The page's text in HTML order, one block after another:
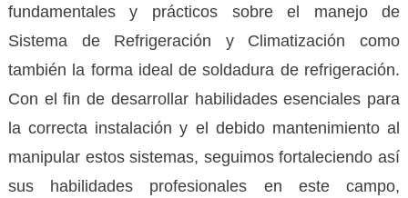
fundamentales y prácticos sobre el manejo de
Sistema de Refrigeración y Climatización como
también la forma ideal de soldadura de refrigeración.
Con el fin de desarrollar habilidades esenciales para
la correcta instalación y el debido mantenimiento al
manipular estos sistemas, seguimos fortaleciendo así
sus habilidades profesionales en este campo,